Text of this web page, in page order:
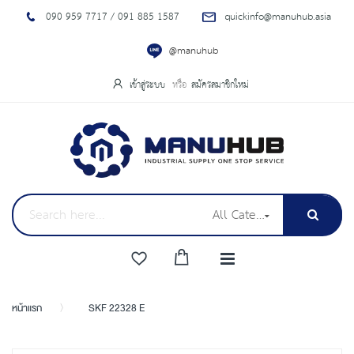
090 959 7717 / 091 885 1587
quickinfo@manuhub.asia
@manuhub
เข้าสู่ระบบ สมัครสมาชิกใหม่
All Categories
หน้าแรก SKF 22328 E